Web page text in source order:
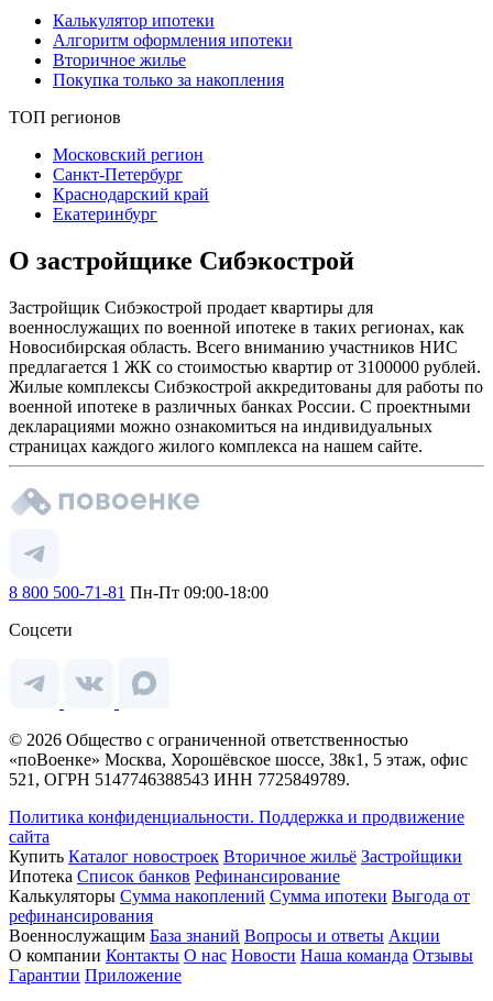
Калькулятор ипотеки
Алгоритм оформления ипотеки
Вторичное жилье
Покупка только за накопления
ТОП регионов
Московский регион
Санкт-Петербург
Краснодарский край
Екатеринбург
О застройщике Сибэкострой
Застройщик Сибэкострой продает квартиры для
военнослужащих по военной ипотеке в таких регионах, как
Новосибирская область. Всего вниманию участников НИС
предлагается 1 ЖК со стоимостью квартир от 3100000 рублей.
Жилые комплексы Сибэкострой аккредитованы для работы по
военной ипотеке в различных банках России. С проектными
декларациями можно ознакомиться на индивидуальных
страницах каждого жилого комплекса на нашем сайте.
8 800 500-71-81 Пн-Пт 09:00-18:00
Соцсети
© 2026 Общество с ограниченной ответственностью
«поВоенке» Москва, Хорошёвское шоссе, 38к1, 5 этаж, офис
521, ОГРН 5147746388543 ИНН 7725849789.
Политика конфиденциальности. Поддержка и продвижение
сайта
Купить Каталог новостроек Вторичное жильё Застройщики
Ипотека Список банков Рефинансирование
Калькуляторы Сумма накоплений Сумма ипотеки Выгода от
рефинансирования
Военнослужащим База знаний Вопросы и ответы Акции
О компании Контакты О нас Новости Наша команда Отзывы
Гарантии Приложение